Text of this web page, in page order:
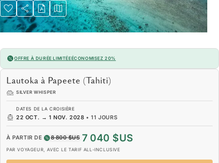
OFFRE À DURÉE LIMITÉEÉCONOMISEZ 20%
Lautoka à Papeete (Tahiti)
SILVER WHISPER
DATES DE LA CROISIÈRE
22 OCT. → 1 NOV. 2028 •11 JOURS
À PARTIR DE 8 800 $US 7 040 $US
PAR VOYAGEUR, AVEC LE TARIF ALL-INCLUSIVE